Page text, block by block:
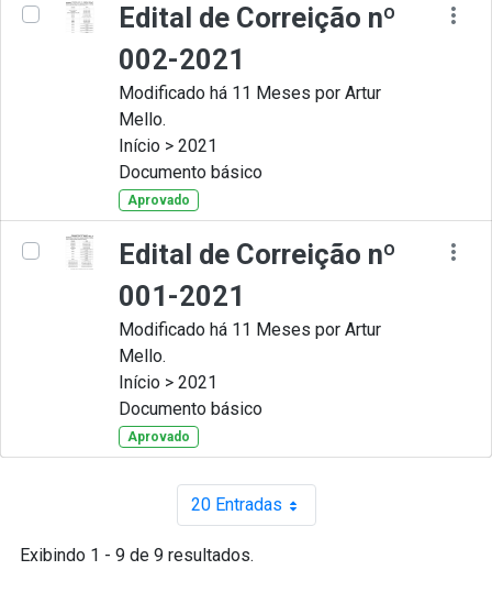
Edital de Correição nº
002-2021
Modificado há 11 Meses por Artur
Mello.
Início > 2021
Documento básico
Aprovado
Edital de Correição nº
001-2021
Modificado há 11 Meses por Artur
Mello.
Início > 2021
Documento básico
Aprovado
20 EntradasPor página
Exibindo 1 - 9 de 9 resultados.